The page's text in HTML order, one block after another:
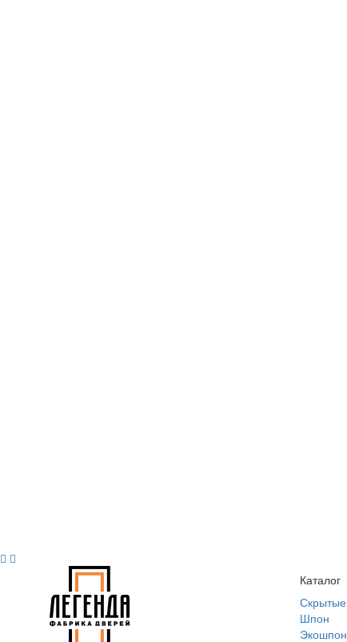
Каталог
Скрытые
Шпон
Экошпон